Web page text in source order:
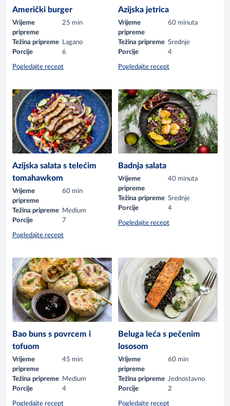
Američki burger
Vrijeme
pripreme
25 min
Težina pripreme
Lagano
Porcije
6
Pogledajte recept
Azijska jetrica
Vrijeme
pripreme
60 minuta
Težina pripreme Srednje
Porcije
4
Pogledajte recept
Azijska salata s telećim
tomahawkom
Vrijeme
pripreme
60 min
Težina pripreme
Medium
Porcije
7
Pogledajte recept
Badnja salata
Vrijeme
pripreme
40 minuta
Težina pripreme Srednje
Porcije
4
Pogledajte recept
Bao buns s povrcem i
tofuom
Vrijeme
pripreme
45 min
Težina pripreme
Medium
Porcije
4
Pogledajte recept
Beluga leća s pečenim
lososom
Vrijeme
pripreme
60 min
Težina pripreme Jednostavno
Porcije
2
Pogledajte recept